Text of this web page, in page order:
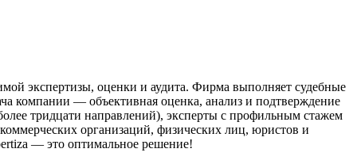
экспертизы, оценки и аудита. Фирма выполняет судебные
компании — объективная оценка, анализ и подтверждение
тридцати направлений), эксперты с профильным стажем
организаций, физических лиц, юристов и
— это оптимальное решение!